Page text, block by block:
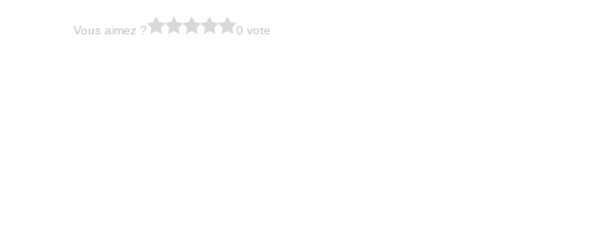
Vous aimez ? 0 vote